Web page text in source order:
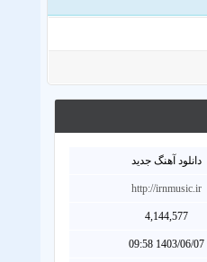
دانلود آهنگ جدید
http://irnmusic.ir
4,144,577
1403/06/07 09:58